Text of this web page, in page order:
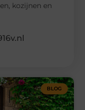
kozijnen en
BLOG